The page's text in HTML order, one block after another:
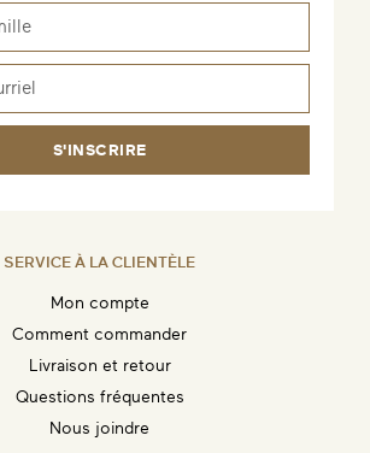
S'INSCRIRE
SERVICE À LA CLIENTÈLE
Mon compte
Comment commander
Livraison et retour
Questions fréquentes
Nous joindre